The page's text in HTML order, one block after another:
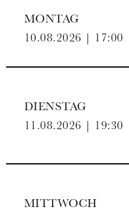
MONTAG
10.08.2026 | 17:00
DIENSTAG
11.08.2026 | 19:30
MITTWOCH